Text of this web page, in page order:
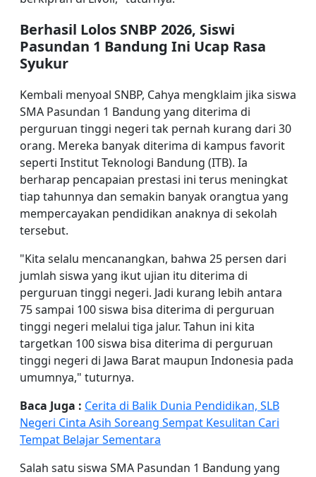
Berhasil Lolos SNBP 2026, Siswi
Pasundan 1 Bandung Ini Ucap Rasa
Syukur
Kembali menyoal SNBP, Cahya mengklaim jika siswa
SMA Pasundan 1 Bandung yang diterima di
perguruan tinggi negeri tak pernah kurang dari 30
orang. Mereka banyak diterima di kampus favorit
seperti Institut Teknologi Bandung (ITB). Ia
berharap pencapaian prestasi ini terus meningkat
tiap tahunnya dan semakin banyak orangtua yang
mempercayakan pendidikan anaknya di sekolah
tersebut.
"Kita selalu mencanangkan, bahwa 25 persen dari
jumlah siswa yang ikut ujian itu diterima di
perguruan tinggi negeri. Jadi kurang lebih antara
75 sampai 100 siswa bisa diterima di perguruan
tinggi negeri melalui tiga jalur. Tahun ini kita
targetkan 100 siswa bisa diterima di perguruan
tinggi negeri di Jawa Barat maupun Indonesia pada
umumnya," tuturnya.
Baca Juga : Cerita di Balik Dunia Pendidikan, SLB
Negeri Cinta Asih Soreang Sempat Kesulitan Cari
Tempat Belajar Sementara
Salah satu siswa SMA Pasundan 1 Bandung yang